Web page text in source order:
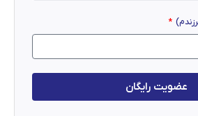
عضویت رایگان